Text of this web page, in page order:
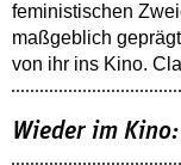
feministischen
maßgeblich
von ihr ins Kino.
Wieder im